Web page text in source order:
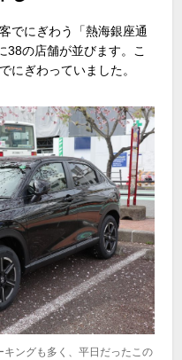
でにぎわう「熱海銀座通
38の店舗が並びます。こ
にぎわっていました。
キングも多く、平日だったこの